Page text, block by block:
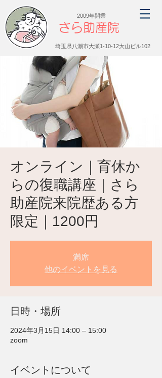
さら助産院
埼玉県八潮市大瀬1-10-12大山ビル102
2009年開業
オンライン｜育休か
らの復職講座｜さら
助産院来院歴ある方
限定｜1200円
満席
他のイベントを見る
日時・場所
2024年3月15日 14:00 – 15:00
zoom
イベントについて